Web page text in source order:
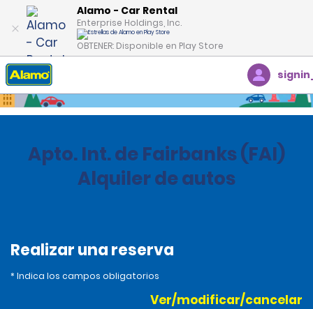
Alamo - Car Rental
Enterprise Holdings, Inc.
OBTENER: Disponible en Play Store
Inicio Oficinas
Apto. Int. de Fairbanks (FAI)
Alquiler de autos
Realizar una reserva
* Indica los campos obligatorios
Ver/modificar/cancelar